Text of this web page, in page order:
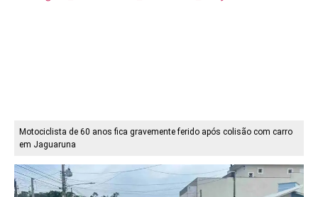
Motociclista de 60 anos fica gravemente ferido após colisão com carro
em Jaguaruna